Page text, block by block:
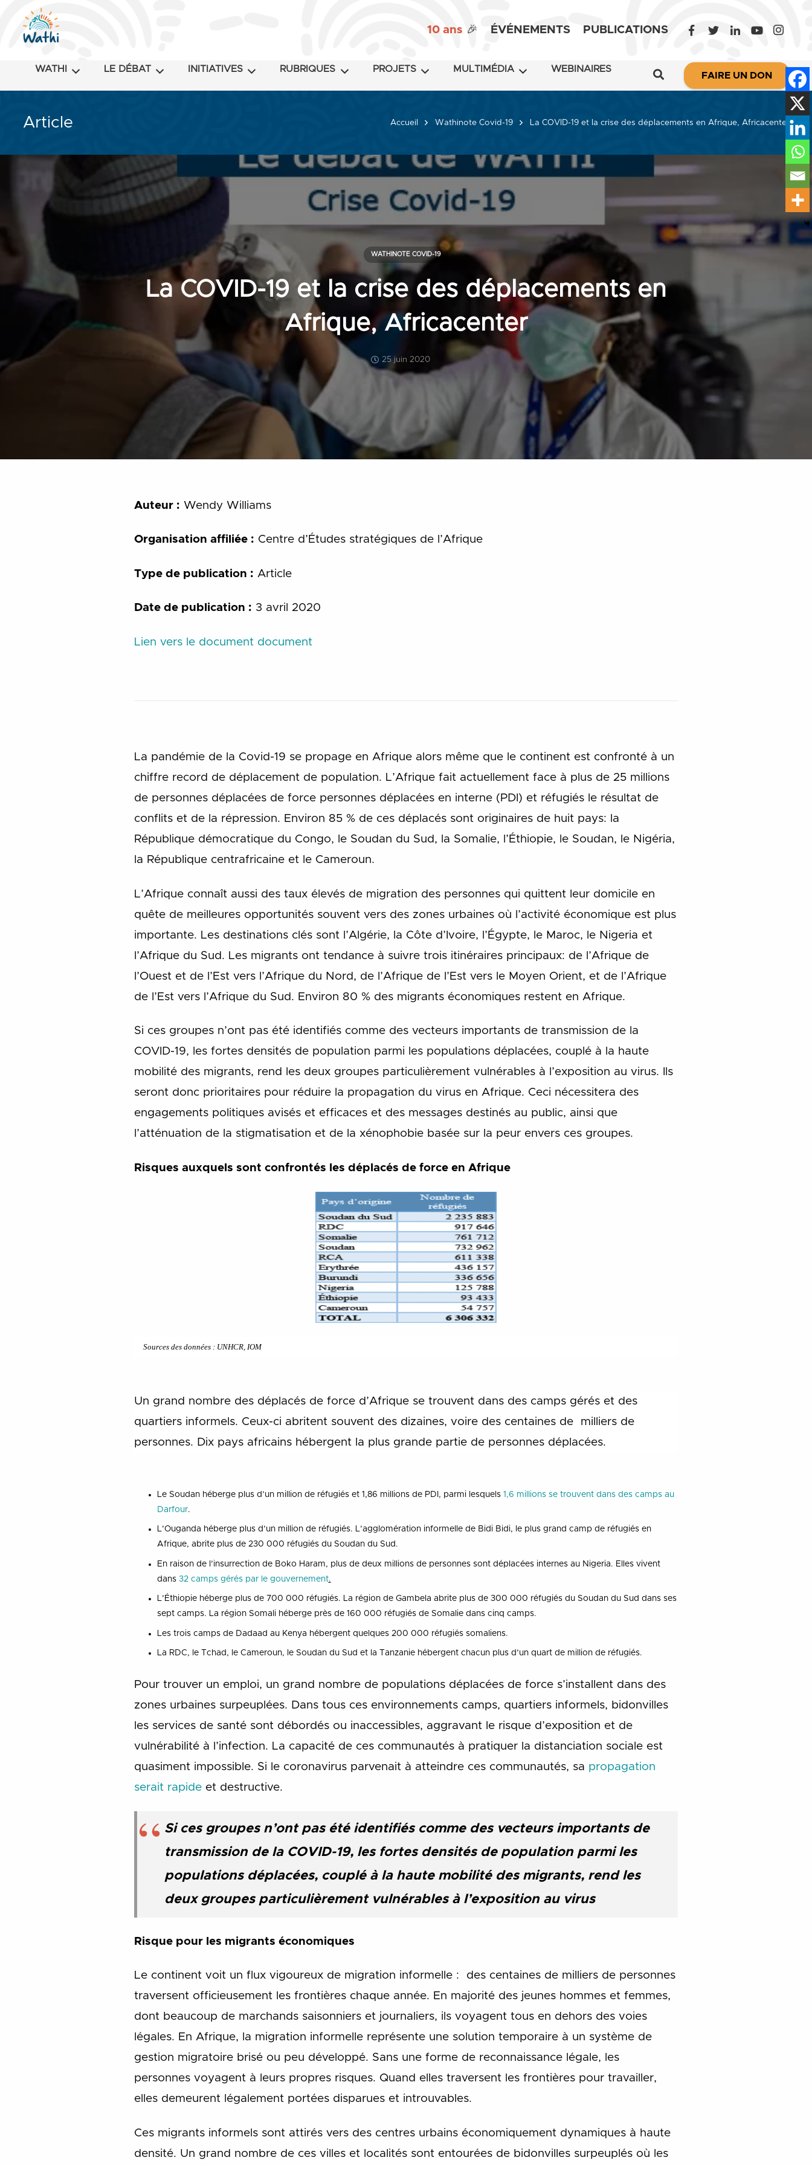
10 ans 🎉 ÉVÉNEMENTS PUBLICATIONS
WATHI LE DÉBAT INITIATIVES RUBRIQUES PROJETS MULTIMÉDIA WEBINAIRES
FAIRE UN DON
Article Accueil Wathinote Covid-19 La COVID-19 et la crise des déplacements en Afrique, Africacenter
La COVID-19 et la crise des déplacements en
Afrique, Africacenter
25 juin 2020
WATHINOTE COVID-19
Auteur : Wendy Williams
Organisation affiliée : Centre d’Études stratégiques de l’Afrique
Type de publication : Article
Date de publication : 3 avril 2020
Lien vers le document document
La pandémie de la Covid-19 se propage en Afrique alors même que le continent est confronté à un
chiffre record de déplacement de population. L’Afrique fait actuellement face à plus de 25 millions
de personnes déplacées de force personnes déplacées en interne (PDI) et réfugiés le résultat de
conflits et de la répression. Environ 85 % de ces déplacés sont originaires de huit pays: la
République démocratique du Congo, le Soudan du Sud, la Somalie, l’Éthiopie, le Soudan, le Nigéria,
la République centrafricaine et le Cameroun.
L’Afrique connaît aussi des taux élevés de migration des personnes qui quittent leur domicile en
quête de meilleures opportunités souvent vers des zones urbaines où l’activité économique est plus
importante. Les destinations clés sont l’Algérie, la Côte d’Ivoire, l’Égypte, le Maroc, le Nigeria et
l’Afrique du Sud. Les migrants ont tendance à suivre trois itinéraires principaux: de l’Afrique de
l’Ouest et de l’Est vers l’Afrique du Nord, de l’Afrique de l’Est vers le Moyen Orient, et de l’Afrique
de l’Est vers l’Afrique du Sud. Environ 80 % des migrants économiques restent en Afrique.
Si ces groupes n’ont pas été identifiés comme des vecteurs importants de transmission de la
COVID-19, les fortes densités de population parmi les populations déplacées, couplé à la haute
mobilité des migrants, rend les deux groupes particulièrement vulnérables à l’exposition au virus. Ils
seront donc prioritaires pour réduire la propagation du virus en Afrique. Ceci nécessitera des
engagements politiques avisés et efficaces et des messages destinés au public, ainsi que
l’atténuation de la stigmatisation et de la xénophobie basée sur la peur envers ces groupes.
Risques auxquels sont confrontés les déplacés de force en Afrique
Sources des données : UNHCR, IOM
Un grand nombre des déplacés de force d’Afrique se trouvent dans des camps gérés et des
quartiers informels. Ceux-ci abritent souvent des dizaines, voire des centaines de milliers de
personnes. Dix pays africains hébergent la plus grande partie de personnes déplacées.
Le Soudan héberge plus d’un million de réfugiés et 1,86 millions de PDI, parmi lesquels 1,6 millions se trouvent dans des camps au
Darfour.
L’Ouganda héberge plus d’un million de réfugiés. L’agglomération informelle de Bidi Bidi, le plus grand camp de réfugiés en
Afrique, abrite plus de 230 000 réfugiés du Soudan du Sud.
En raison de l’insurrection de Boko Haram, plus de deux millions de personnes sont déplacées internes au Nigeria. Elles vivent
dans 32 camps gérés par le gouvernement.
L’Éthiopie héberge plus de 700 000 réfugiés. La région de Gambela abrite plus de 300 000 réfugiés du Soudan du Sud dans ses
sept camps. La région Somali héberge près de 160 000 réfugiés de Somalie dans cinq camps.
Les trois camps de Dadaad au Kenya hébergent quelques 200 000 réfugiés somaliens.
La RDC, le Tchad, le Cameroun, le Soudan du Sud et la Tanzanie hébergent chacun plus d’un quart de million de réfugiés.
Pour trouver un emploi, un grand nombre de populations déplacées de force s’installent dans des
zones urbaines surpeuplées. Dans tous ces environnements camps, quartiers informels, bidonvilles
les services de santé sont débordés ou inaccessibles, aggravant le risque d’exposition et de
vulnérabilité à l’infection. La capacité de ces communautés à pratiquer la distanciation sociale est
quasiment impossible. Si le coronavirus parvenait à atteindre ces communautés, sa propagation
serait rapide et destructive.
Si ces groupes n’ont pas été identifiés comme des vecteurs importants de
transmission de la COVID-19, les fortes densités de population parmi les
populations déplacées, couplé à la haute mobilité des migrants, rend les
deux groupes particulièrement vulnérables à l’exposition au virus
Risque pour les migrants économiques
Le continent voit un flux vigoureux de migration informelle : des centaines de milliers de personnes
traversent officieusement les frontières chaque année. En majorité des jeunes hommes et femmes,
dont beaucoup de marchands saisonniers et journaliers, ils voyagent tous en dehors des voies
légales. En Afrique, la migration informelle représente une solution temporaire à un système de
gestion migratoire brisé ou peu développé. Sans une forme de reconnaissance légale, les
personnes voyagent à leurs propres risques. Quand elles traversent les frontières pour travailler,
elles demeurent légalement portées disparues et introuvables.
Ces migrants informels sont attirés vers des centres urbains économiquement dynamiques à haute
densité. Un grand nombre de ces villes et localités sont entourées de bidonvilles surpeuplés où les